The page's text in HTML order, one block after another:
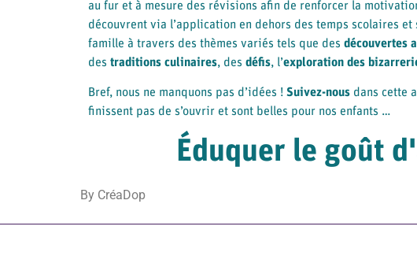
au fur et à mesure des révisions afin de renforcer la
découvrent via l’application en dehors des temps scolaires
famille à travers des thèmes variés tels que des découvertes
des traditions culinaires, des défis, l’exploration des
Bref, nous ne manquons pas d’idées ! Suivez-nous dans cette
finissent pas de s’ouvrir et sont belles pour nos enfants …
Éduquer le goût
By CréaDop